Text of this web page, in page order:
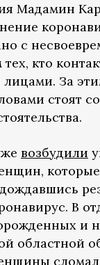
Мадамин
с
кто
За
стоят
возбудили
В
и
областной